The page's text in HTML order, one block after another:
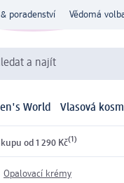
poradenství Vědomá
a najít
World Vlasová
od 1 290 Kč(1)
Opalovací krémy